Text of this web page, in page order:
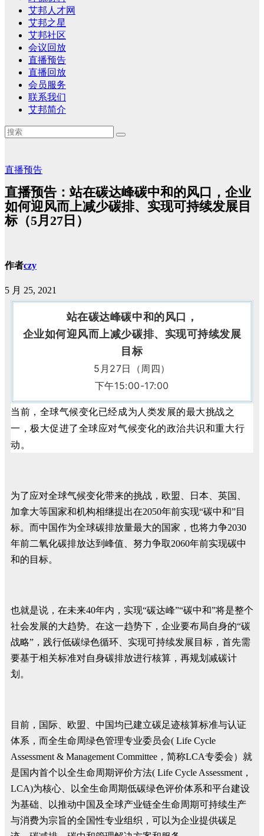
艾邦人才网
艾邦之星
艾邦社区
会议回放
直播预告
直播回放
会员服务
联系我们
艾邦简介
直播预告
直播预告：站在碳达峰碳中和的风口，企业
如何迎风而上减少碳排、实现可持续发展目
标（5月27日）
作者czy
5 月 25, 2021
站在碳达峰碳中和的风口，
企业如何迎风而上减少碳排、实现可持续发展
目标
5月27日（周四）
下午15:00-17:00
当前，全球气候变化已经成为人类发展的最大挑战之
一，极大促进了全球应对气候变化的政治共识和重大行
动。
为了应对全球气候变化带来的挑战，欧盟、日本、英国、
加拿大等国家和机构相继提出在2050年前实现“碳中和”目
标。而中国作为全球碳排放量最大的国家，也将力争2030
年前二氧化碳排放达到峰值、努力争取2060年前实现碳中
和的目标。
也就是说，在未来40年内，实现“碳达峰”“碳中和”将是整个
社会发展的大趋势。在这一趋势下，企业要布局自身的“碳
战略”，践行低碳绿色循环、实现可持续发展目标，首先需
要基于相关标准对自身碳排放进行核算，再规划减碳计
划。
目前，国际、欧盟、中国均已建立碳足迹核算标准与认证
体系，而全生命周绿色管理专业委员会( Life Cycle
Assessment & Management Committee，简称LCA专委会）就
是国内首个以全生命周期评价方法( Life Cycle Assessment，
LCA)为核心、以全生命周期低碳绿色评价体系和平台建设
为基础、以推动中国及全球产业链全生命周期可持续生产
与消费为宗旨的全国性专业组织，可以为企业提供碳足